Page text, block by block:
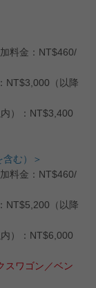
料金：NT$460/
NT$3,000（以降
）：NT$3,400
む）＞
料金：NT$460/
NT$5,200（以降
）：NT$6,000
スワゴン／ベン